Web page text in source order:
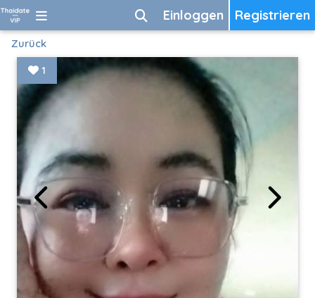
Registrieren
Einloggen
Zurück
1